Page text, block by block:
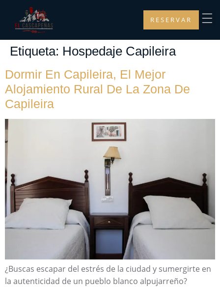
RESERVAR
Etiqueta: Hospedaje Capileira
Dormir En Capileira, El Mejor
Alojamiento Rural De La Zona De
Capileira
¿Buscas escapar del estrés de la ciudad y sumergirte en
la autenticidad de un pueblo blanco alpujarreño?